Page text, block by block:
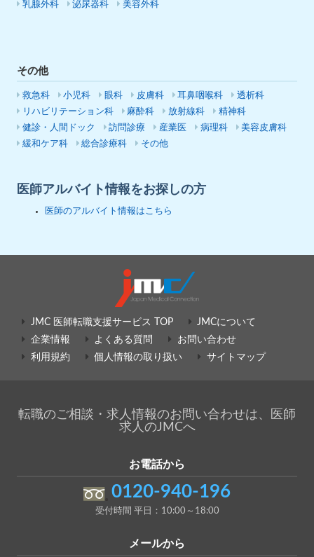
乳腺外科
泌尿器科 美容外科
その他
救急科 小児科 眼科 皮膚科 耳鼻咽喉科
透析科
リハビリテーション科
麻酔科 放射線科
精神科
健診・人間ドック
訪問診療 産業医 病理科
美容皮膚科
緩和ケア科
総合診療科 その他
医師アルバイト情報をお探しの方
医師のアルバイト情報はこちら
JMC 医師転職支援サービス TOP
JMCについて
企業情報
よくある質問
お問い合わせ
利用規約
個人情報の取り扱い サイトマップ
転職のご相談・求人情報のお問い合わせは、医師
求人のJMCへ
お電話から
0120-940-196
受付時間 平日：10:00～18:00
メールから